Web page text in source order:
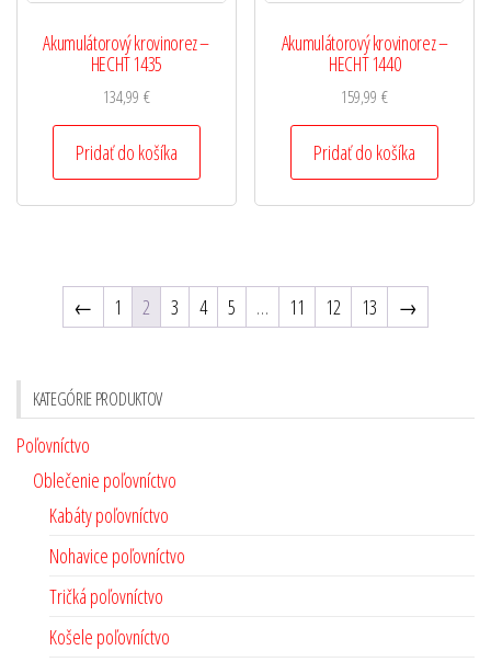
Akumulátorový krovinorez –
HECHT 1435
134,99 €
Pridať do košíka
Akumulátorový krovinorez –
HECHT 1440
159,99€
Pridať do košíka
← 1 2 3 4 5 … 11 12 13 →
KATEGÓRIE PRODUKTOV
Poľovníctvo
Oblečenie poľovníctvo
Kabáty poľovníctvo
Nohavice poľovníctvo
Tričká poľovníctvo
Košele poľovníctvo